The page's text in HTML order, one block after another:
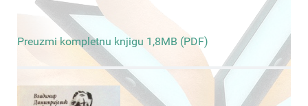
Preuzmi kompletnu knjigu 1,8MB (PDF)